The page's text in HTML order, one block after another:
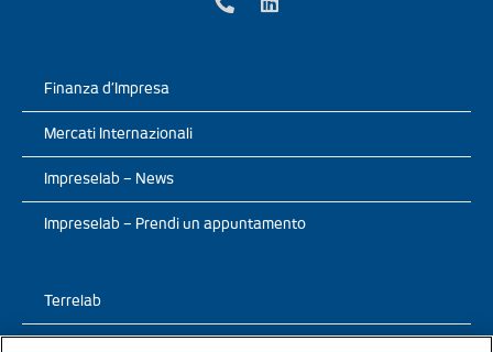
Finanza d’Impresa
Mercati Internazionali
Impreselab – News
Impreselab – Prendi un appuntamento
Terrelab